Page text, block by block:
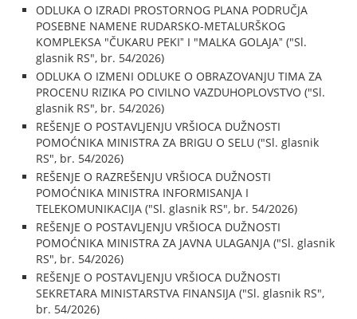
ODLUKA O IZRADI PROSTORNOG PLANA PODRUČJA
POSEBNE NAMENE RUDARSKO-METALURŠKOG
KOMPLEKSA "ČUKARU PEKIˮ I "MALKA GOLAJAˮ ("Sl.
glasnik RS", br. 54/2026)
ODLUKA O IZMENI ODLUKE O OBRAZOVANJU TIMA ZA
PROCENU RIZIKA PO CIVILNO VAZDUHOPLOVSTVO ("Sl.
glasnik RS", br. 54/2026)
REŠENJE O POSTAVLJENJU VRŠIOCA DUŽNOSTI
POMOĆNIKA MINISTRA ZA BRIGU O SELU ("Sl. glasnik
RS", br. 54/2026)
REŠENJE O RAZREŠENJU VRŠIOCA DUŽNOSTI
POMOĆNIKA MINISTRA INFORMISANJA I
TELEKOMUNIKACIJA ("Sl. glasnik RS", br. 54/2026)
REŠENJE O POSTAVLJENJU VRŠIOCA DUŽNOSTI
POMOĆNIKA MINISTRA ZA JAVNA ULAGANJA ("Sl. glasnik
RS", br. 54/2026)
REŠENJE O POSTAVLJENJU VRŠIOCA DUŽNOSTI
SEKRETARA MINISTARSTVA FINANSIJA ("Sl. glasnik RS",
br. 54/2026)